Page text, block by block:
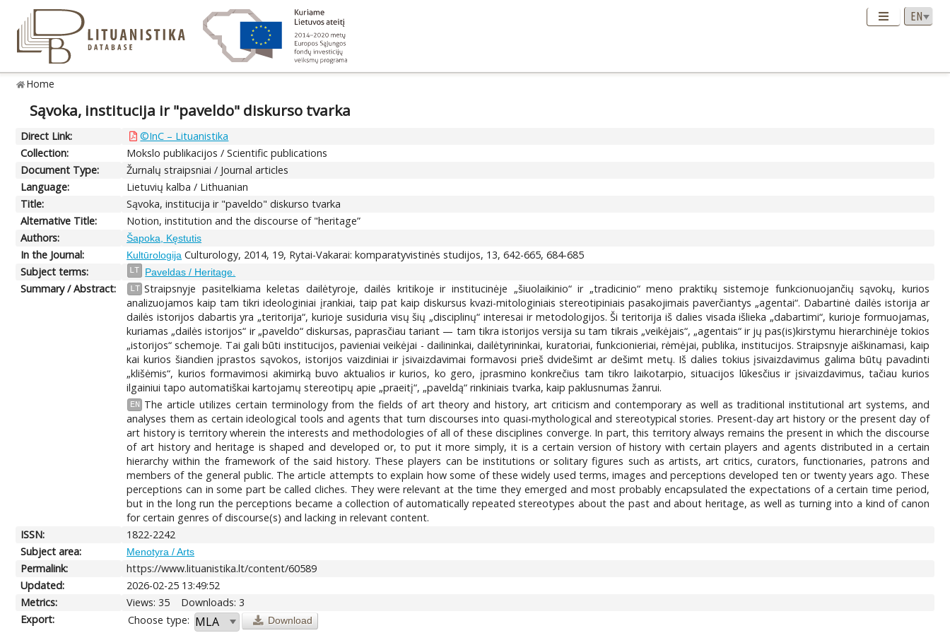
Home
Sąvoka, institucija ir "paveldo" diskurso tvarka
Direct Link:
©InC – Lituanistika
Collection:
Mokslo publikacijos / Scientific publications
Document Type:
Žurnalų straipsniai / Journal articles
Language:
Lietuvių kalba / Lithuanian
Title:
Sąvoka, institucija ir "paveldo" diskurso tvarka
Alternative Title:
Notion, institution and the discourse of "heritage”
Authors:
Šapoka, Kęstutis
In the Journal: Kultūrologija Culturology, 2014, 19, Rytai-Vakarai: komparatyvistinės studijos, 13, 642-665, 684-685
Subject terms:
LT Paveldas / Heritage.
Summary / Abstract: LT Straipsnyje pasitelkiama keletas dailėtyroje, dailės kritikoje ir institucinėje „šiuolaikinio“ ir „tradicinio“ meno praktikų sistemoje funkcionuojančių sąvokų, kurios
analizuojamos kaip tam tikri ideologiniai įrankiai, taip pat kaip diskursus kvazi-mitologiniais stereotipiniais pasakojimais paverčiantys „agentai“. Dabartinė dailės istorija ar
dailės istorijos dabartis yra „teritorija“, kurioje susiduria visų šių „disciplinų“ interesai ir metodologijos. Ši teritorija iš dalies visada išlieka „dabartimi“, kurioje formuojamas,
kuriamas „dailės istorijos“ ir „paveldo“ diskursas, paprasčiau tariant — tam tikra istorijos versija su tam tikrais „veikėjais“, „agentais“ ir jų pas(is)kirstymu hierarchinėje tokios
„istorijos“ schemoje. Tai gali būti institucijos, pavieniai veikėjai - dailininkai, dailėtyrininkai, kuratoriai, funkcionieriai, rėmėjai, publika, institucijos. Straipsnyje aiškinamasi, kaip
kai kurios šiandien įprastos sąvokos, istorijos vaizdiniai ir įsivaizdavimai formavosi prieš dvidešimt ar dešimt metų. Iš dalies tokius įsivaizdavimus galima būtų pavadinti
„klišėmis“, kurios formavimosi akimirką buvo aktualios ir kurios, ko gero, įprasmino konkrečius tam tikro laikotarpio, situacijos lūkesčius ir įsivaizdavimus, tačiau kurios
ilgainiui tapo automatiškai kartojamų stereotipų apie „praeitį“, „paveldą“ rinkiniais tvarka, kaip paklusnumas žanrui.
EN
The article utilizes certain terminology from the fields of art theory and history, art criticism and contemporary as well as traditional institutional art systems, and
analyses them as certain ideological tools and agents that turn discourses into quasi-mythological and stereotypical stories. Present-day art history or the present day of
art history is territory wherein the interests and methodologies of all of these disciplines converge. In part, this territory always remains the present in which the discourse
of art history and heritage is shaped and developed or, to put it more simply, it is a certain version of history with certain players and agents distributed in a certain
hierarchy within the framework of the said history. These players can be institutions or solitary figures such as artists, art critics, curators, functionaries, patrons and
members of the general public. The article attempts to explain how some of these widely used terms, images and perceptions developed ten or twenty years ago. These
perceptions can in some part be called cliches. They were relevant at the time they emerged and most probably encapsulated the expectations of a certain time period,
but in the long run the perceptions became a collection of automatically repeated stereotypes about the past and about heritage, as well as turning into a kind of canon
for certain genres of discourse(s) and lacking in relevant content.
ISSN:
1822-2242
Subject area:
Menotyra / Arts
Permalink:
https://www.lituanistika.lt/content/60589
Updated:
2026-02-25 13:49:52
Metrics:
Views: 35
Downloads: 3
Export:
Choose type: Download